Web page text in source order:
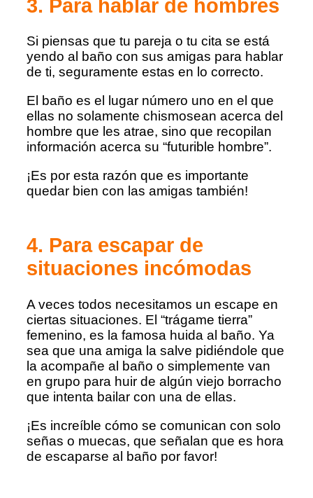
3. Para hablar de hombres
Si piensas que tu pareja o tu cita se está
yendo al baño con sus amigas para hablar
de ti, seguramente estas en lo correcto.
El baño es el lugar número uno en el que
ellas no solamente chismosean acerca del
hombre que les atrae, sino que recopilan
información acerca su “futurible hombre”.
¡Es por esta razón que es importante
quedar bien con las amigas también!
4. Para escapar de
situaciones incómodas
A veces todos necesitamos un escape en
ciertas situaciones. El “trágame tierra”
femenino, es la famosa huida al baño. Ya
sea que una amiga la salve pidiéndole que
la acompañe al baño o simplemente van
en grupo para huir de algún viejo borracho
que intenta bailar con una de ellas.
¡Es increíble cómo se comunican con solo
señas o muecas, que señalan que es hora
de escaparse al baño por favor!